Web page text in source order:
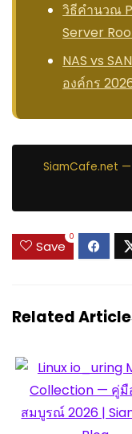
วิธีคำนวณ
Server
NAS vs
องค์กร
SiamCafe.net
Save
0
Related